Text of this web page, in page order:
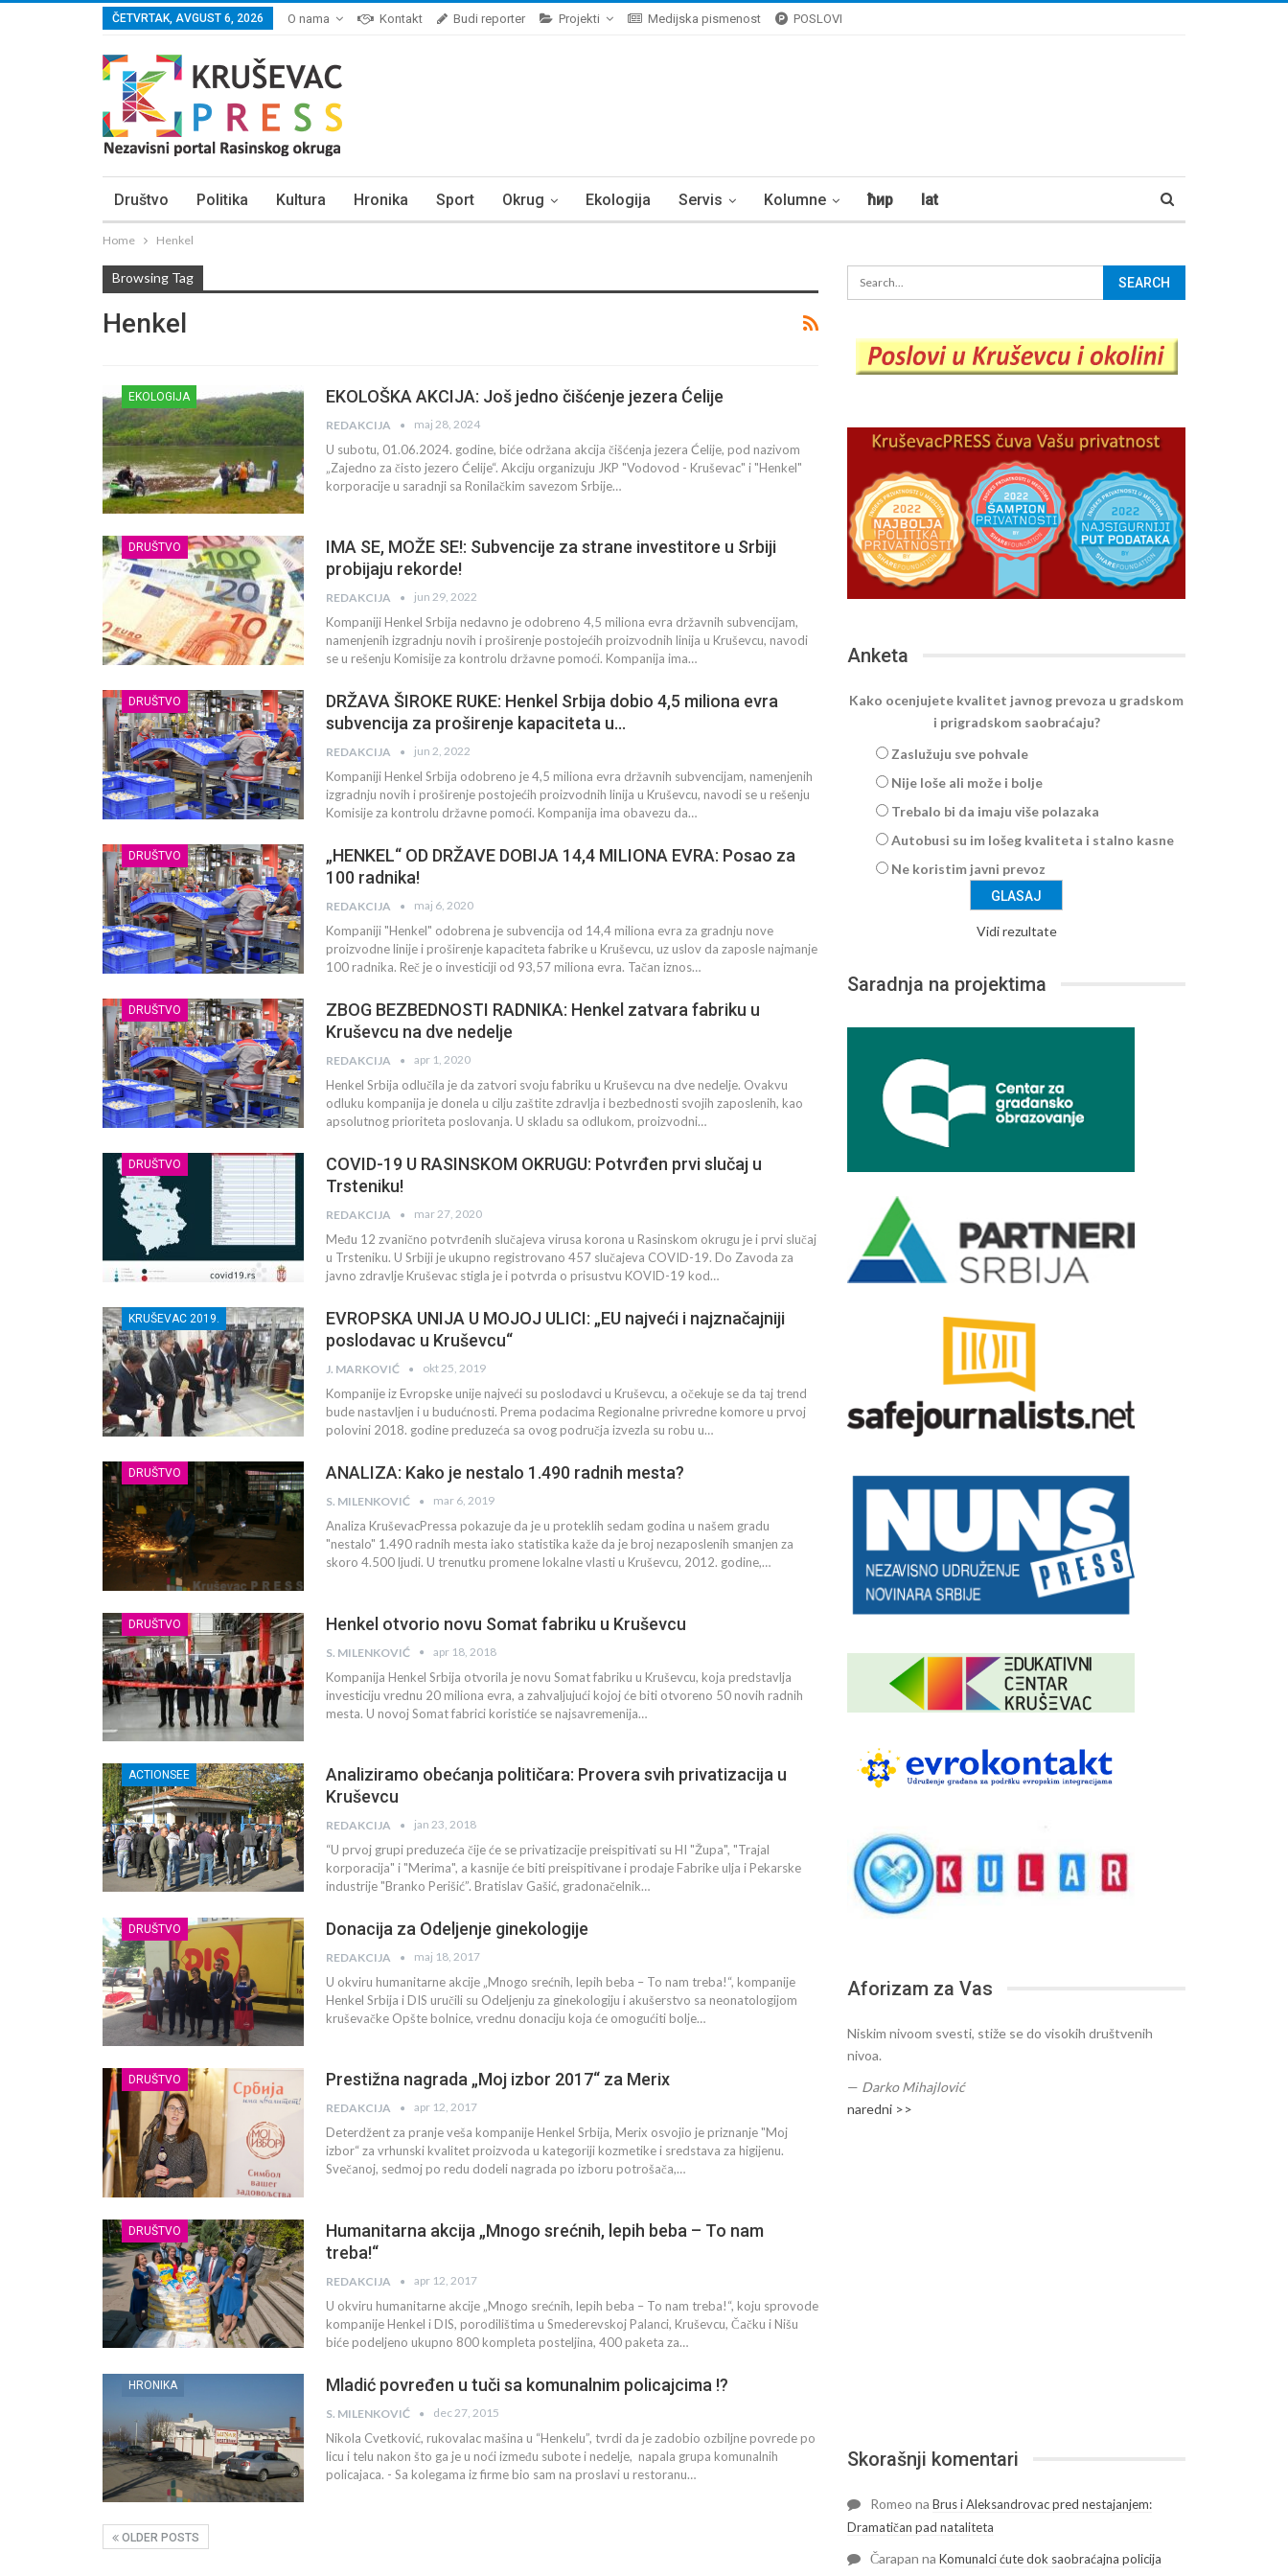
ČETVRTAK, AVGUST 6, 2026 O nama Kontakt Budi reporter Projekti Medijska pismenost POSLOVI
Društvo Politika Kultura Hronika Sport Okrug Ekologija Servis Kolumne ћир lat
Home Henkel
Browsing Tag
Henkel
EKOLOGIJA EKOLOŠKA AKCIJA: Još jedno čišćenje jezera Ćelije
REDAKCIJA maj 28, 2024
U subotu, 01.06.2024. godine, biće održana akcija čišćenja jezera Ćelije, pod nazivom
„Zajedno za čisto jezero Ćelije“. Akciju organizuju JKP "Vodovod - Kruševac" i "Henkel"
korporacije u saradnji sa Ronilačkim savezom Srbije…
DRUŠTVO
IMA SE, MOŽE SE!: Subvencije za strane investitore u Srbiji
probijaju rekorde!
REDAKCIJA jun 29, 2022
Kompaniji Henkel Srbija nedavno je odobreno 4,5 miliona evra državnih subvencijam,
namenjenih izgradnju novih i proširenje postojećih proizvodnih linija u Kruševcu, navodi
se u rešenju Komisije za kontrolu državne pomoći. Kompanija ima…
DRUŠTVO
DRŽAVA ŠIROKE RUKE: Henkel Srbija dobio 4,5 miliona evra
subvencija za proširenje kapaciteta u…
REDAKCIJA jun 2, 2022
Kompaniji Henkel Srbija odobreno je 4,5 miliona evra državnih subvencijam, namenjenih
izgradnju novih i proširenje postojećih proizvodnih linija u Kruševcu, navodi se u rešenju
Komisije za kontrolu državne pomoći. Kompanija ima obavezu da…
DRUŠTVO
„HENKEL“ OD DRŽAVE DOBIJA 14,4 MILIONA EVRA: Posao za
100 radnika!
REDAKCIJA maj 6, 2020
Kompaniji "Henkel" odobrena je subvencija od 14,4 miliona evra za gradnju nove
proizvodne linije i proširenje kapaciteta fabrike u Kruševcu, uz uslov da zaposle najmanje
100 radnika. Reč je o investiciji od 93,57 miliona evra. Tačan iznos…
DRUŠTVO
ZBOG BEZBEDNOSTI RADNIKA: Henkel zatvara fabriku u
Kruševcu na dve nedelje
REDAKCIJA apr 1, 2020
Henkel Srbija odlučila je da zatvori svoju fabriku u Kruševcu na dve nedelje. Ovakvu
odluku kompanija je donela u cilju zaštite zdravlja i bezbednosti svojih zaposlenih, kao
apsolutnog prioriteta poslovanja. U skladu sa odlukom, proizvodni…
DRUŠTVO
COVID-19 U RASINSKOM OKRUGU: Potvrđen prvi slučaj u
Trsteniku!
REDAKCIJA mar 27, 2020
Među 12 zvanično potvrđenih slučajeva virusa korona u Rasinskom okrugu je i prvi slučaj
u Trsteniku. U Srbiji je ukupno registrovano 457 slučajeva COVID-19. Do Zavoda za
javno zdravlje Kruševac stigla je i potvrda o prisustvu KOVID-19 kod…
KRUŠEVAC 2019.
EVROPSKA UNIJA U MOJOJ ULICI: „EU najveći i najznačajniji
poslodavac u Kruševcu“
J. MARKOVIĆ okt 25, 2019
Kompanije iz Evropske unije najveći su poslodavci u Kruševcu, a očekuje se da taj trend
bude nastavljen i u budućnosti. Prema podacima Regionalne privredne komore u prvoj
polovini 2018. godine preduzeća sa ovog područja izvezla su robu u…
DRUŠTVO ANALIZA: Kako je nestalo 1.490 radnih mesta?
S. MILENKOVIĆ mar 6, 2019
Analiza KruševacPressa pokazuje da je u proteklih sedam godina u našem gradu
"nestalo" 1.490 radnih mesta iako statistika kaže da je broj nezaposlenih smanjen za
skoro 4.500 ljudi. U trenutku promene lokalne vlasti u Kruševcu, 2012. godine,…
DRUŠTVO Henkel otvorio novu Somat fabriku u Kruševcu
S. MILENKOVIĆ apr 18, 2018
Kompanija Henkel Srbija otvorila je novu Somat fabriku u Kruševcu, koja predstavlja
investiciju vrednu 20 miliona evra, a zahvaljujući kojoj će biti otvoreno 50 novih radnih
mesta. U novoj Somat fabrici koristiće se najsavremenija…
ACTIONSEE
Analiziramo obećanja političara: Provera svih privatizacija u
Kruševcu
REDAKCIJA jan 23, 2018
“U prvoj grupi preduzeća čije će se privatizacije preispitivati su HI "Župa", "Trajal
korporacija" i "Merima", a kasnije će biti preispitivane i prodaje Fabrike ulja i Pekarske
industrije "Branko Perišić”. Bratislav Gašić, gradonačelnik…
DRUŠTVO Donacija za Odeljenje ginekologije
REDAKCIJA maj 18, 2017
U okviru humanitarne akcije „Mnogo srećnih, lepih beba – To nam treba!“, kompanije
Henkel Srbija i DIS uručili su Odeljenju za ginekologiju i akušerstvo sa neonatologijom
kruševačke Opšte bolnice, vrednu donaciju koja će omogućiti bolje…
DRUŠTVO Prestižna nagrada „Moj izbor 2017“ za Merix
REDAKCIJA apr 12, 2017
Deterdžent za pranje veša kompanije Henkel Srbija, Merix osvojio je priznanje "Moj
izbor“ za vrhunski kvalitet proizvoda u kategoriji kozmetike i sredstava za higijenu.
Svečanoj, sedmoj po redu dodeli nagrada po izboru potrošača,…
DRUŠTVO
Humanitarna akcija „Mnogo srećnih, lepih beba – To nam
treba!“
REDAKCIJA apr 12, 2017
U okviru humanitarne akcije „Mnogo srećnih, lepih beba – To nam treba!“, koju sprovode
kompanije Henkel i DIS, porodilištima u Smederevskoj Palanci, Kruševcu, Čačku i Nišu
biće podeljeno ukupno 800 kompleta posteljina, 400 paketa za…
HRONIKA Mladić povređen u tuči sa komunalnim policajcima !?
S. MILENKOVIĆ dec 27, 2015
Nikola Cvetković, rukovalac mašina u “Henkelu”, tvrdi da je zadobio ozbiljne povrede po
licu i telu nakon što ga je u noći između subote i nedelje, napala grupa komunalnih
policajaca. - Sa kolegama iz firme bio sam na proslavi u restoranu…
OLDER POSTS
Anketa
Kako ocenjujete kvalitet javnog prevoza u gradskom
i prigradskom saobraćaju?
Zaslužuju sve pohvale
Nije loše ali može i bolje
Trebalo bi da imaju više polazaka
Autobusi su im lošeg kvaliteta i stalno kasne
Ne koristim javni prevoz
Vidi rezultate
Saradnja na projektima
Aforizam za Vas
Niskim nivoom svesti, stiže se do visokih društvenih
nivoa.
— Darko Mihajlović
naredni >>
Skorašnji komentari
Romeo naBrus i Aleksandrovac pred nestajanjem:
Dramatičan pad nataliteta
Čarapan naKomunalci ćute dok saobraćajna policija